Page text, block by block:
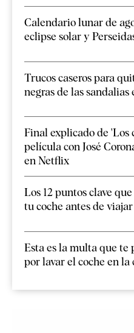
Calendario lunar de
eclipse solar y
Trucos caseros para
negras de las sandalias
Final explicado de 'Los
película con José
en Netflix
Los 12 puntos clave
tu coche antes de viajar
Esta es la multa que te
por lavar el coche en la